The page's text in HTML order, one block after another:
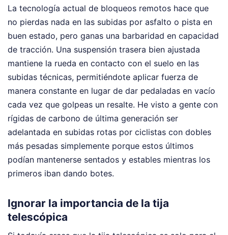
La tecnología actual de bloqueos remotos hace que
no pierdas nada en las subidas por asfalto o pista en
buen estado, pero ganas una barbaridad en capacidad
de tracción. Una suspensión trasera bien ajustada
mantiene la rueda en contacto con el suelo en las
subidas técnicas, permitiéndote aplicar fuerza de
manera constante en lugar de dar pedaladas en vacío
cada vez que golpeas un resalte. He visto a gente con
rígidas de carbono de última generación ser
adelantada en subidas rotas por ciclistas con dobles
más pesadas simplemente porque estos últimos
podían mantenerse sentados y estables mientras los
primeros iban dando botes.
Ignorar la importancia de la tija
telescópica